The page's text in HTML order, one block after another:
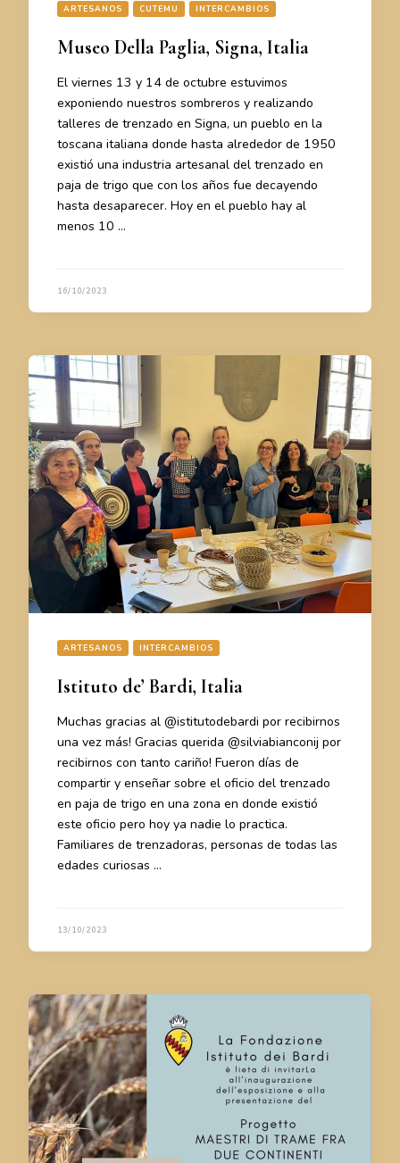
ARTESANOS CUTEMU INTERCAMBIOS
Museo Della Paglia, Signa, Italia
El viernes 13 y 14 de octubre estuvimos
exponiendo nuestros sombreros y realizando
talleres de trenzado en Signa, un pueblo en la
toscana italiana donde hasta alrededor de 1950
existió una industria artesanal del trenzado en
paja de trigo que con los años fue decayendo
hasta desaparecer. Hoy en el pueblo hay al
menos 10 …
16/10/2023
ARTESANOS INTERCAMBIOS
Istituto de’ Bardi, Italia
Muchas gracias al @istitutodebardi por recibirnos
una vez más! Gracias querida @silviabianconij por
recibirnos con tanto cariño! Fueron días de
compartir y enseñar sobre el oficio del trenzado
en paja de trigo en una zona en donde existió
este oficio pero hoy ya nadie lo practica.
Familiares de trenzadoras, personas de todas las
edades curiosas …
13/10/2023